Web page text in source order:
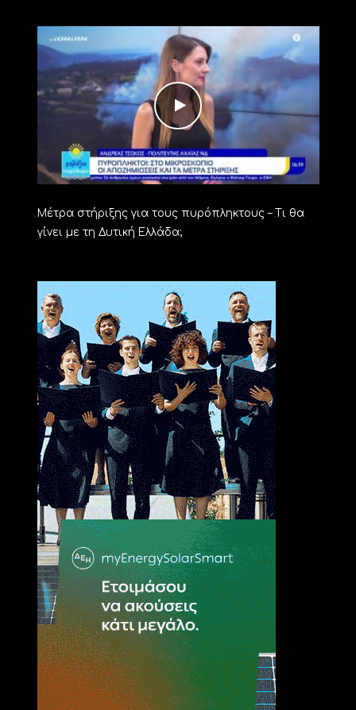
Μέτρα στήριξης για τους πυρόπληκτους – Τι θα
γίνει με τη Δυτική Ελλάδα;